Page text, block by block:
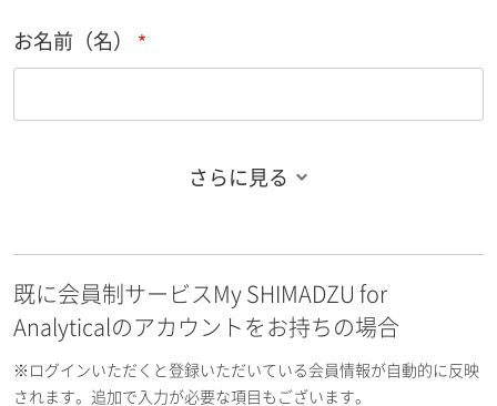
お名前（名）
お名前フリガナ（名）
さらに見る
既に会員制サービスMy SHIMADZU for
Analyticalのアカウントをお持ちの場合
※ログインいただくと登録いただいている会員情報が自動的に反映
されます。追加で入力が必要な項目もございます。